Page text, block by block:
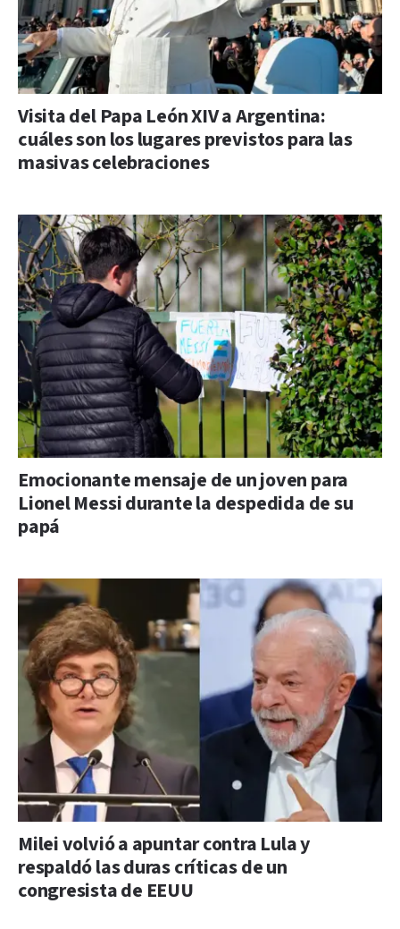
Visita del Papa León XIV a Argentina:
cuáles son los lugares previstos para las
masivas celebraciones
Emocionante mensaje de un joven para
Lionel Messi durante la despedida de su
papá
Milei volvió a apuntar contra Lula y
respaldó las duras críticas de un
congresista de EEUU